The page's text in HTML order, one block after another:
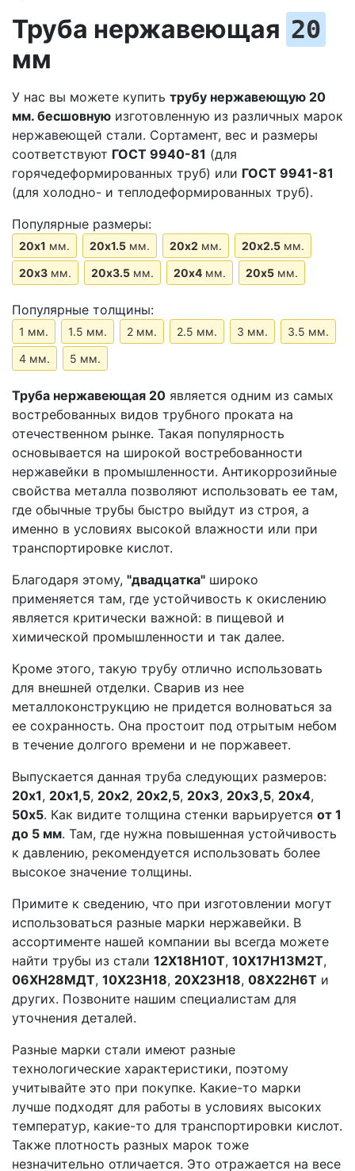
Труба нержавеющая 20
мм
У нас вы можете купить трубу нержавеющую 20
мм. бесшовную изготовленную из различных марок
нержавеющей стали. Сортамент, вес и размеры
соответствуют ГОСТ 9940-81 (для
горячедеформированных труб) или ГОСТ 9941-81
(для холодно- и теплодеформированных труб).
Популярные размеры:
20х1 мм. 20х1.5 мм. 20х2 мм. 20х2.5 мм.
20х3 мм. 20х3.5 мм. 20х4 мм. 20х5 мм.
Популярные толщины:
1 мм. 1.5 мм. 2 мм. 2.5 мм. 3 мм.
3.5 мм.
4 мм.
5 мм.
Труба нержавеющая 20 является одним из самых
востребованных видов трубного проката на
отечественном рынке. Такая популярность
основывается на широкой востребованности
нержавейки в промышленности. Антикоррозийные
свойства металла позволяют использовать ее там,
где обычные трубы быстро выйдут из строя, а
именно в условиях высокой влажности или при
транспортировке кислот.
Благодаря этому, "двадцатка" широко
применяется там, где устойчивость к окислению
является критически важной: в пищевой и
химической промышленности и так далее.
Кроме этого, такую трубу отлично использовать
для внешней отделки. Сварив из нее
металлоконструкцию не придется волноваться за
ее сохранность. Она простоит под отрытым небом
в течение долгого времени и не поржавеет.
Выпускается данная труба следующих размеров:
20х1, 20х1,5, 20х2, 20х2,5, 20х3, 20х3,5, 20х4,
50х5. Как видите толщина стенки варьируется от 1
до 5 мм. Там, где нужна повышенная устойчивость
к давлению, рекомендуется использовать более
высокое значение толщины.
Примите к сведению, что при изготовлении могут
использоваться разные марки нержавейки. В
ассортименте нашей компании вы всегда можете
найти трубы из стали 12Х18Н10Т, 10Х17Н13М2Т,
06ХН28МДТ, 10Х23Н18, 20Х23Н18, 08Х22Н6Т и
других. Позвоните нашим специалистам для
уточнения деталей.
Разные марки стали имеют разные
технологические характеристики, поэтому
учитывайте это при покупке. Какие-то марки
лучше подходят для работы в условиях высоких
температур, какие-то для транспортировки кислот.
Также плотность разных марок тоже
незначительно отличается. Это отражается на весе